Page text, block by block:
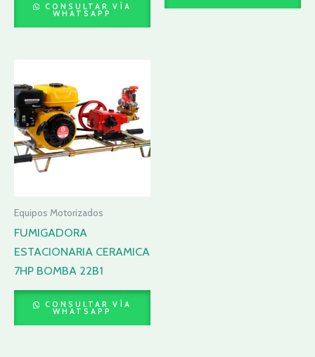
CONSULTAR VÍA
WHATSAPP
Equipos Motorizados
FUMIGADORA
ESTACIONARIA CERAMICA
7HP BOMBA 22B1
CONSULTAR VÍA
WHATSAPP